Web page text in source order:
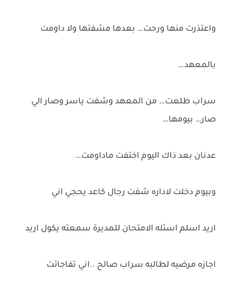
واعتذرت منها ورحت… بعدها مشفتها ولا داومت
بالمعهد…
سراب طلعت… من المعهد وشفت ياسر وصار الي
صار… بيومها…
عدنان بعد ذاك اليوم اختفت ماداومت…
وبيوم دخلت لاداره شفت رجال كاعد يحجي اني
اريد اسلم اسئله الامتحان للمديرة سمعته يكول اريد
اجازه مرضيه لطالبه سراب صالح ..اني تفاجائت